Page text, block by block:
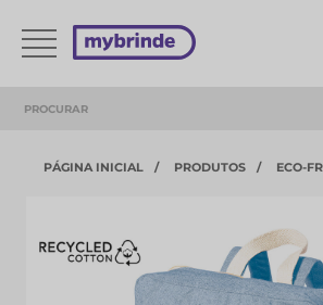
PÁGINA INICIAL PRODUTOS ECO-